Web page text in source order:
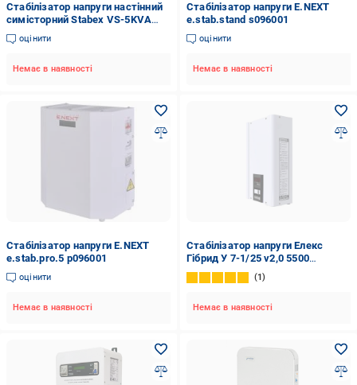
Стабілізатор напруги настінний
симісторний Stabex VS-5KVA
5500 Вт
оцінити
Немає в наявності
Стабілізатор напруги E.NEXT
e.stab.stand s096001
оцінити
Немає в наявності
Стабілізатор напруги E.NEXT
e.stab.pro.5 p096001
оцінити
Немає в наявності
Стабілізатор напруги Елекс
Гібрид У 7-1/25 v2,0 5500
(11374069)
1
Немає в наявності